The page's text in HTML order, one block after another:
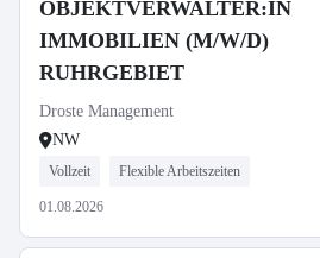
OBJEKTVERWALTER:IN
IMMOBILIEN (M/W/D)
RUHRGEBIET
Droste Management
NW
Vollzeit Flexible Arbeitszeiten
01.08.2026